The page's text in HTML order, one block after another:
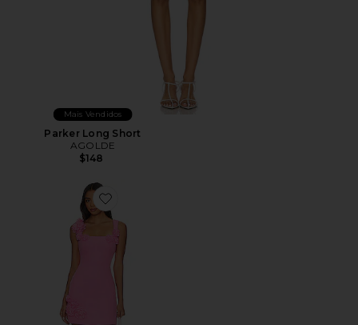
Mais Vendidos
Parker Long Short
AGOLDE
$148
Favorite Trompe Dress